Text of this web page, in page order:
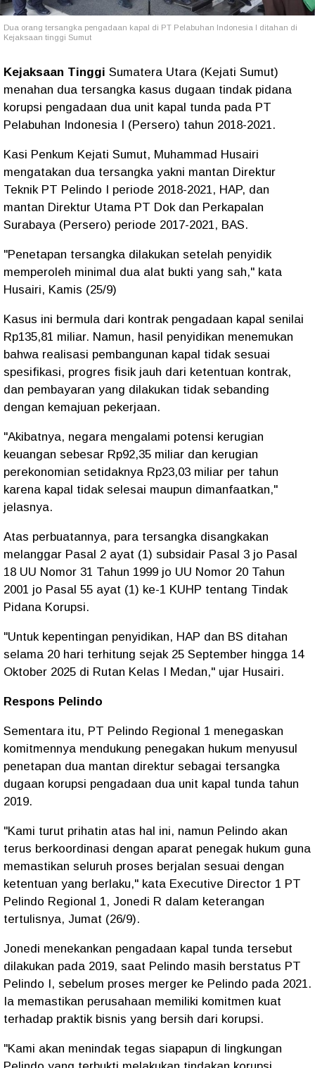
Dua orang tersangka pengadaan kapal di PT Pelabuhan Indonesia I ditahan di
Kejaksaan tinggi Sumut
Kejaksaan Tinggi Sumatera Utara (Kejati Sumut)
menahan dua tersangka kasus dugaan tindak pidana
korupsi pengadaan dua unit kapal tunda pada PT
Pelabuhan Indonesia I (Persero) tahun 2018-2021.
Kasi Penkum Kejati Sumut, Muhammad Husairi
mengatakan dua tersangka yakni mantan Direktur
Teknik PT Pelindo I periode 2018-2021, HAP, dan
mantan Direktur Utama PT Dok dan Perkapalan
Surabaya (Persero) periode 2017-2021, BAS.
"Penetapan tersangka dilakukan setelah penyidik
memperoleh minimal dua alat bukti yang sah," kata
Husairi, Kamis (25/9)
Kasus ini bermula dari kontrak pengadaan kapal senilai
Rp135,81 miliar. Namun, hasil penyidikan menemukan
bahwa realisasi pembangunan kapal tidak sesuai
spesifikasi, progres fisik jauh dari ketentuan kontrak,
dan pembayaran yang dilakukan tidak sebanding
dengan kemajuan pekerjaan.
"Akibatnya, negara mengalami potensi kerugian
keuangan sebesar Rp92,35 miliar dan kerugian
perekonomian setidaknya Rp23,03 miliar per tahun
karena kapal tidak selesai maupun dimanfaatkan,"
jelasnya.
Atas perbuatannya, para tersangka disangkakan
melanggar Pasal 2 ayat (1) subsidair Pasal 3 jo Pasal
18 UU Nomor 31 Tahun 1999 jo UU Nomor 20 Tahun
2001 jo Pasal 55 ayat (1) ke-1 KUHP tentang Tindak
Pidana Korupsi.
"Untuk kepentingan penyidikan, HAP dan BS ditahan
selama 20 hari terhitung sejak 25 September hingga 14
Oktober 2025 di Rutan Kelas I Medan," ujar Husairi.
Respons Pelindo
Sementara itu, PT Pelindo Regional 1 menegaskan
komitmennya mendukung penegakan hukum menyusul
penetapan dua mantan direktur sebagai tersangka
dugaan korupsi pengadaan dua unit kapal tunda tahun
2019.
"Kami turut prihatin atas hal ini, namun Pelindo akan
terus berkoordinasi dengan aparat penegak hukum guna
memastikan seluruh proses berjalan sesuai dengan
ketentuan yang berlaku," kata Executive Director 1 PT
Pelindo Regional 1, Jonedi R dalam keterangan
tertulisnya, Jumat (26/9).
Jonedi menekankan pengadaan kapal tunda tersebut
dilakukan pada 2019, saat Pelindo masih berstatus PT
Pelindo I, sebelum proses merger ke Pelindo pada 2021.
Ia memastikan perusahaan memiliki komitmen kuat
terhadap praktik bisnis yang bersih dari korupsi.
"Kami akan menindak tegas siapapun di lingkungan